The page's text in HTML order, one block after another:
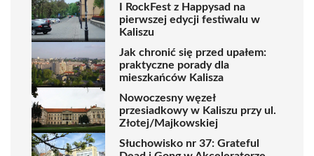
I RockFest z Happysad na
pierwszej edycji festiwalu w
Kaliszu
Jak chronić się przed upałem:
praktyczne porady dla
mieszkańców Kalisza
Nowoczesny węzeł
przesiadkowy w Kaliszu przy ul.
Złotej/Majkowskiej
Słuchowisko nr 37: Grateful